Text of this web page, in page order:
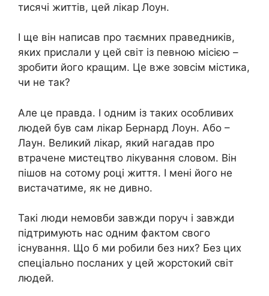
тисячі життів, цей лікар Лоун.
І ще він написав про таємних праведників,
яких прислали у цей світ із певною місією –
зробити його кращим. Це вже зовсім містика,
чи не так?
Але це правда. І одним із таких особливих
людей був сам лікар Бернард Лоун. Або –
Лаун. Великий лікар, який нагадав про
втрачене мистецтво лікування словом. Він
пішов на сотому році життя. І мені його не
вистачатиме, як не дивно.
Такі люди немовби завжди поруч і завжди
підтримують нас одним фактом свого
існування. Що б ми робили без них? Без цих
спеціально посланих у цей жорстокий світ
людей.